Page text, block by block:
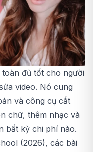
đủ tốt cho người
video. Nó cung
và công cụ cắt
chữ, thêm nhạc và
bất kỳ chi phí nào.
(2026), các bài